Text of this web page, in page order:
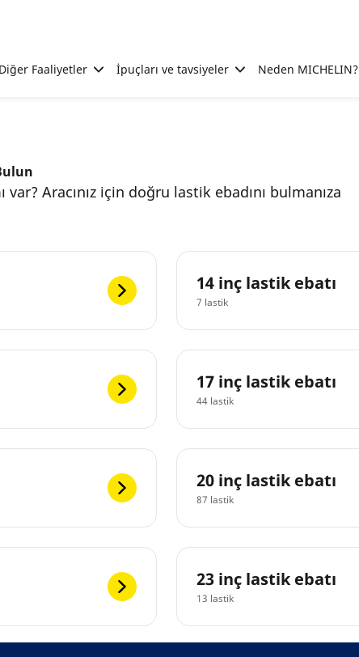
Diğer Faaliyetler İpuçları ve tavsiyeler Neden MICHELIN?
Aracınız için doğru lastik ebadını bulmanıza
14 inç lastik ebatı
7 lastik
17 inç lastik ebatı
44 lastik
20 inç lastik ebatı
87 lastik
23 inç lastik ebatı
13 lastik